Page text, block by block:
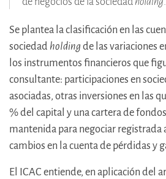
Se plantea la clasificación en las
sociedad holding de las variaciones
los instrumentos financieros que
consultante: participaciones en
asociadas, otras inversiones en las
% del capital y una cartera de
mantenida para negociar registrada
cambios en la cuenta de pérdidas y
El ICAC entiende, en aplicación del